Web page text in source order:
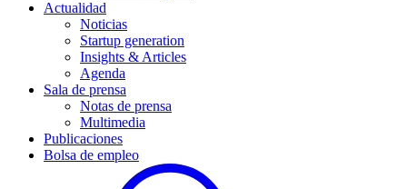
Actualidad
Noticias
Startup generation
Insights & Articles
Agenda
Sala de prensa
Notas de prensa
Multimedia
Publicaciones
Bolsa de empleo